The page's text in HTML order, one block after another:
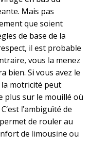
Mais pas
que soient
de base de la
il est probable
vous la menez
bien. Si vous avez le
la motricité peut
plus sur le mouillé où
l’ambiguïté de
de rouler au
de limousine ou